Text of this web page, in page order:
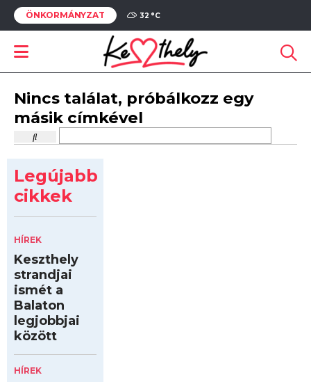
ÖNKORMÁNYZAT 32 °C
Nincs találat, próbálkozz egy
másik címkével
Legújabb
cikkek
HÍREK
Keszthely
strandjai
ismét a
Balaton
legjobbjai
között
HÍREK